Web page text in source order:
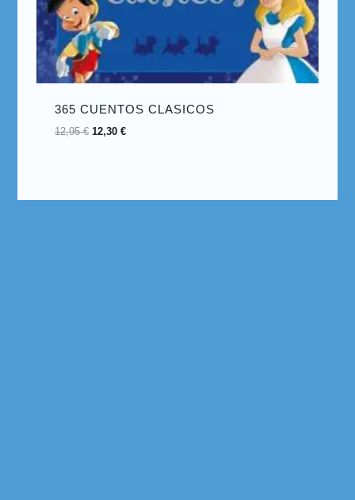
365 CUENTOS CLASICOS
12,95€ 12,30€